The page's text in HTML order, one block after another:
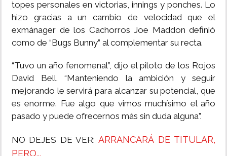
topes personales en victorias, innings y ponches. Lo
hizo gracias a un cambio de velocidad que el
exmánager de los Cachorros Joe Maddon definió
como de “Bugs Bunny” al complementar su recta.
“Tuvo un año fenomenal”, dijo el piloto de los Rojos
David Bell. “Manteniendo la ambición y seguir
mejorando le servirá para alcanzar su potencial, que
es enorme. Fue algo que vimos muchísimo el año
pasado y puede ofrecernos más sin duda alguna”.
NO DEJES DE VER:ARRANCARÁ DE TITULAR,
PERO...